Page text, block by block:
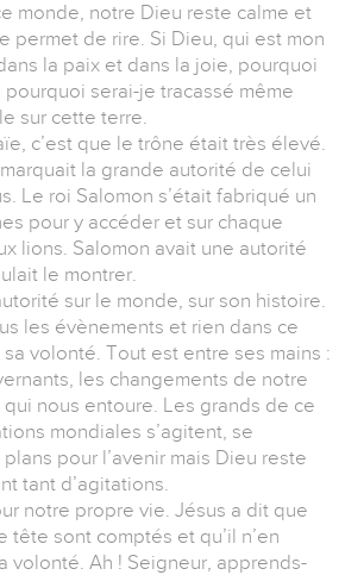
monde, notre Dieu reste calme et
permet de rire. Si Dieu, qui est mon
la paix et dans la joie, pourquoi
serai-je tracassé même
sur cette terre.
c’est que le trône était très élevé.
la grande autorité de celui
Le roi Salomon s’était fabriqué un
pour y accéder et sur chaque
lions. Salomon avait une autorité
le montrer.
sur le monde, sur son histoire.
les évènements et rien dans ce
sa volonté. Tout est entre ses mains :
les changements de notre
nous entoure. Les grands de ce
mondiales s’agitent, se
pour l’avenir mais Dieu reste
tant d’agitations.
notre propre vie. Jésus a dit que
tête sont comptés et qu’il n’en
volonté. Ah ! Seigneur, apprends-